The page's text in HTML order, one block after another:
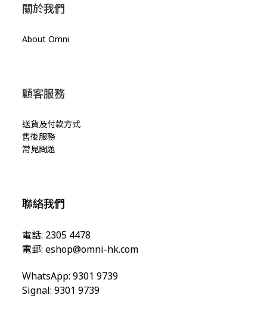
關於我們
About Omni
顧客服務
送貨及付款方式
售後服務
常見問題
聯絡我們
電話: 2305 4478
電郵: eshop@omni-hk.com
WhatsApp: 9301 9739
Signal: 9301 9739